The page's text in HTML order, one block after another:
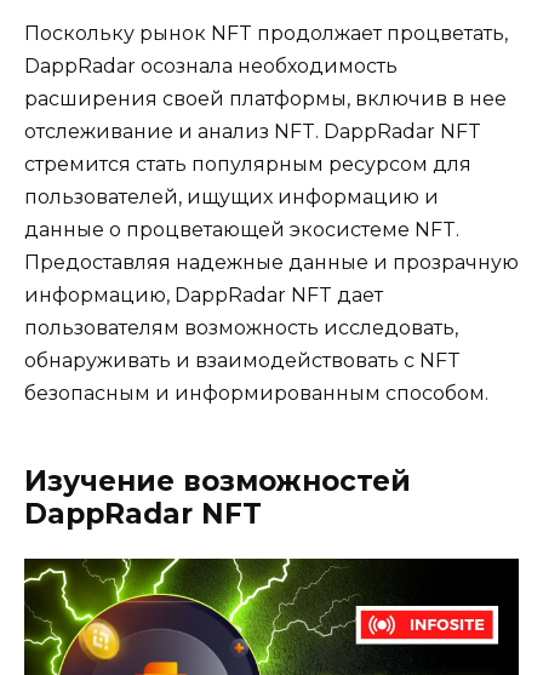
Поскольку рынок NFT продолжает процветать,
DappRadar осознала необходимость
расширения своей платформы, включив в нее
отслеживание и анализ NFT. DappRadar NFT
стремится стать популярным ресурсом для
пользователей, ищущих информацию и
данные о процветающей экосистеме NFT.
Предоставляя надежные данные и прозрачную
информацию, DappRadar NFT дает
пользователям возможность исследовать,
обнаруживать и взаимодействовать с NFT
безопасным и информированным способом.
Изучение возможностей
DappRadar NFT